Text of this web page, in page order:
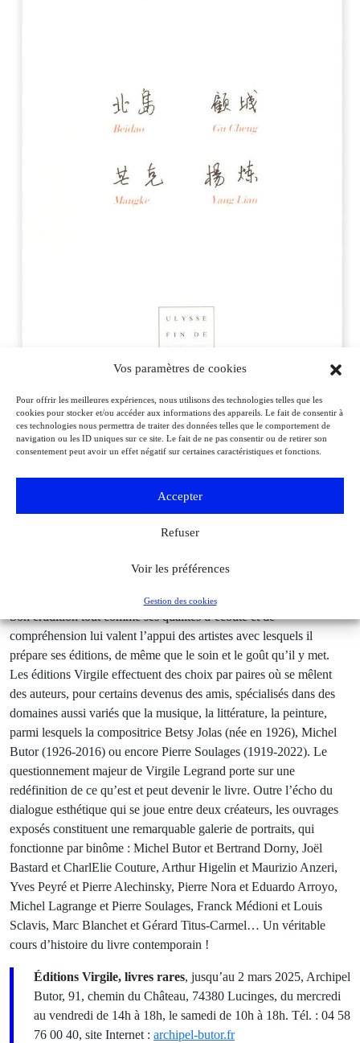
Vos paramètres de cookies
Pour offrir les meilleures expériences, nous utilisons des technologies telles que les
cookies pour stocker et/ou accéder aux informations des appareils. Le fait de consentir à
ces technologies nous permettra de traiter des données telles que le comportement de
navigation ou les ID uniques sur ce site. Le fait de ne pas consentir ou de retirer son
consentement peut avoir un effet négatif sur certaines caractéristiques et fonctions.
Accepter
Refuser
Voir les préférences
Gestion des cookies
Quatre poètes chinois, textes de Beidao, Gu Cheng, Mangke, Yang Lian,
Une remarquable galerie
de portraits
Son érudition tout comme ses qualités d’écoute et de
compréhension lui valent l’appui des artistes avec lesquels il
prépare ses éditions, de même que le soin et le goût qu’il y met.
Les éditions Virgile effectuent des choix par paires où se mêlent
des auteurs, pour certains devenus des amis, spécialisés dans des
domaines aussi variés que la musique, la littérature, la peinture,
parmi lesquels la compositrice Betsy Jolas (née en 1926), Michel
Butor (1926-2016) ou encore Pierre Soulages (1919-2022). Le
questionnement majeur de Virgile Legrand porte sur une
redéfinition de ce qu’est et peut devenir le livre. Outre l’écho du
dialogue esthétique qui se joue entre deux créateurs, les ouvrages
exposés constituent une remarquable galerie de portraits, qui
fonctionne par binôme : Michel Butor et Bertrand Dorny, Joël
Bastard et CharlElie Couture, Arthur Higelin et Maurizio Anzeri,
Yves Peyré et Pierre Alechinsky, Pierre Nora et Eduardo Arroyo,
Michel Lagrange et Pierre Soulages, Franck Médioni et Louis
Sclavis, Marc Blanchet et Gérard Titus-Carmel… Un véritable
cours d’histoire du livre contemporain !
Éditions Virgile, livres rares, jusqu’au 2 mars 2025, Archipel
Butor, 91, chemin du Château, 74380 Lucinges, du mercredi
au vendredi de 14h à 18h, le samedi de 10h à 18h. Tél. : 04 58
76 00 40, site Internet : archipel-butor.fr